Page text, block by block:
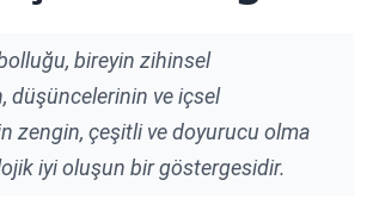
bireyin zihinsel
düşüncelerinin ve içsel
zengin, çeşitli ve doyurucu olma
iyi oluşun bir göstergesidir.